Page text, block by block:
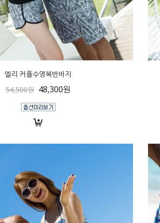
엘리 커플수영복반바지
54,500원 48,300원